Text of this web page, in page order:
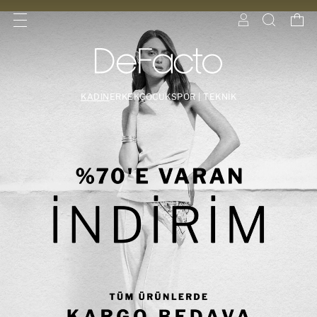
KADIN ERKEKÇOCUKSPOR | TEKNİK